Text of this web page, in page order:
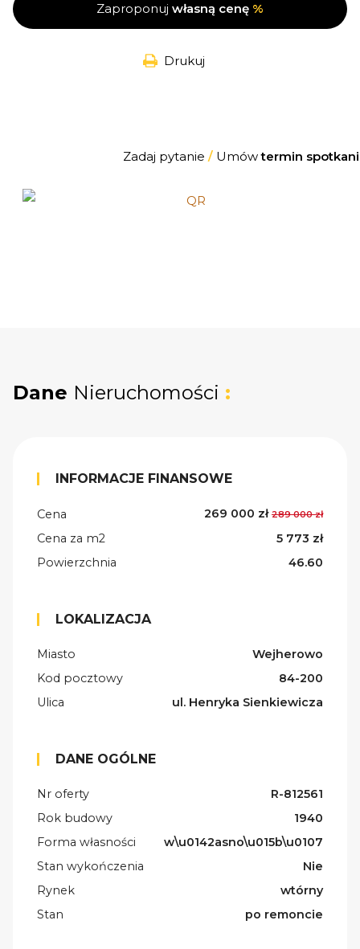
Zaproponuj własną cenę %
Drukuj
Zadaj pytanie /Umówtermin
Dane Nieruchomości :
INFORMACJE FINANSOWE
Cena 269 000 zł 289 000 zł
Cena za m2
5 773 zł
Powierzchnia
46.60
LOKALIZACJA
Miasto
Wejherowo
Kod pocztowy
84-200
Ulica
ul. Henryka Sienkiewicza
DANE OGÓLNE
Nr oferty
R-812561
Rok budowy
1940
Forma własności
w\u0142asno\u015b\u0107
Stan wykończenia
Nie
Rynek
wtórny
Stan
po remoncie